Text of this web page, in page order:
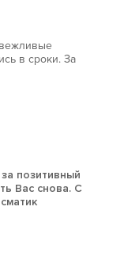
в сроки. За
позитивный
Вас снова. С